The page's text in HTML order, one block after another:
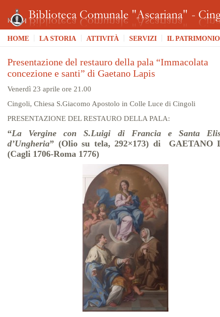
HOME LA STORIA ATTIVITÀ SERVIZI IL PATRIMONIO
Presentazione del restauro della pala “Immacolata
concezione e santi” di Gaetano Lapis
Venerdì 23 aprile ore 21.00
Cingoli, Chiesa S.Giacomo Apostolo in Colle Luce di Cingoli
PRESENTAZIONE DEL RESTAURO DELLA PALA:
“La Vergine con S.Luigi di Francia e Santa
d’Ungheria” (Olio su tela, 292×173) di GAETANO
(Cagli 1706-Roma 1776)